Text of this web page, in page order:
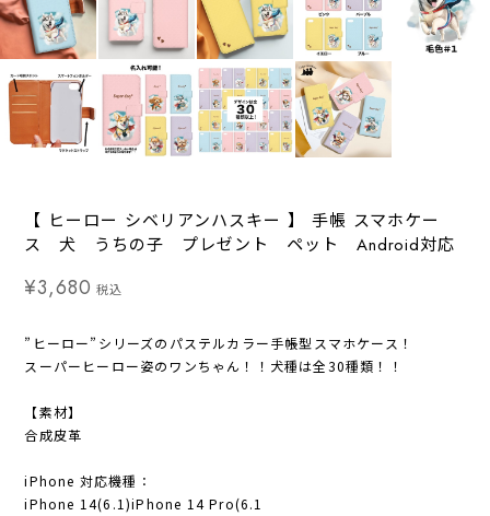
【 ヒーロー シベリアンハスキー 】 手帳 スマホケー
ス 犬 うちの子 プレゼント ペット Android対応
¥3,680 税込
”ヒーロー”シリーズのパステルカラー手帳型スマホケース！
スーパーヒーロー姿のワンちゃん！！犬種は全30種類！！
【素材】
合成皮革
iPhone 対応機種：
iPhone 14(6.1)iPhone 14 Pro(6.1